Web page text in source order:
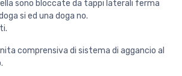
sono bloccate da tappi laterali ferma
si ed una doga no.
comprensiva di sistema di aggancio al